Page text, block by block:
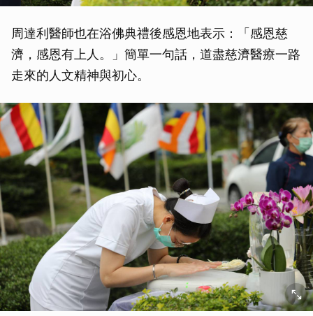
周達利醫師也在浴佛典禮後感恩地表示：「感恩慈
濟，感恩有上人。」簡單一句話，道盡慈濟醫療一路
走來的人文精神與初心。